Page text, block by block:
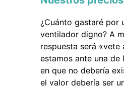
¿Cuánto gastaré por
ventilador digno? A
respuesta será «vete
estamos ante una de
en que no debería
el valor debería ser